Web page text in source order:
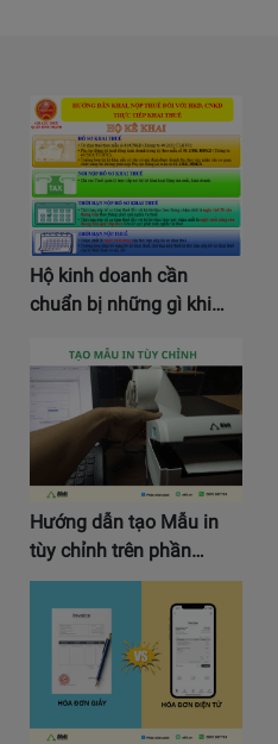
Hộ kinh doanh cần
chuẩn bị những gì khi…
Hướng dẫn tạo Mẫu in
tùy chỉnh trên phần…